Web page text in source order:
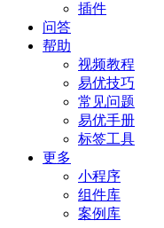
插件
问答
帮助
视频教程
易优技巧
常见问题
易优手册
标签工具
更多
小程序
组件库
案例库